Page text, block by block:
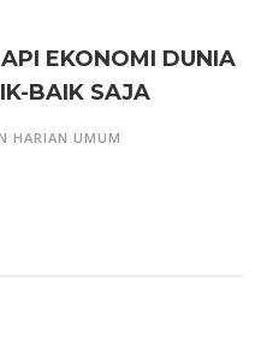
EKONOMI DUNIA
BAIK SAJA
HARIAN UMUM